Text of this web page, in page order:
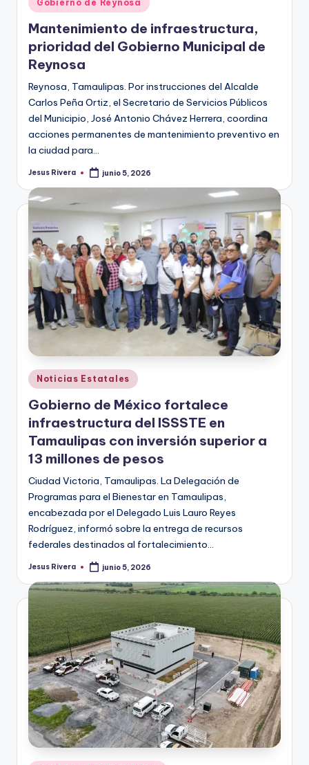
en
Gobierno de Reynosa
Mantenimiento de infraestructura,
prioridad del Gobierno Municipal de
Reynosa
Reynosa, Tamaulipas. Por instrucciones del Alcalde
Carlos Peña Ortiz, el Secretario de Servicios Públicos
del Municipio, José Antonio Chávez Herrera, coordina
acciones permanentes de mantenimiento preventivo en
la ciudad para…
Publicado
Jesus Rivera junio 5, 2026
Publicado
en
Noticias Estatales
Gobierno de México fortalece
infraestructura del ISSSTE en
Tamaulipas con inversión superior a
13 millones de pesos
Ciudad Victoria, Tamaulipas. La Delegación de
Programas para el Bienestar en Tamaulipas,
encabezada por el Delegado Luis Lauro Reyes
Rodríguez, informó sobre la entrega de recursos
federales destinados al fortalecimiento…
Publicado
Jesus Rivera junio 5, 2026